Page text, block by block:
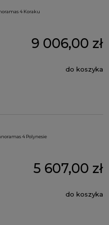
4 Koraku
9 006,00 zł
do koszyka
4 Polynesie
5 607,00 zł
do koszyka